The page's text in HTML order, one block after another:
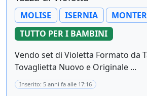
MOLISE ISERNIA
TUTTO PER I BAMBINI
Vendo set di Violetta Formato da
Tovaglietta Nuovo e Originale ...
Inserito: 5 anni fa alle 17:16